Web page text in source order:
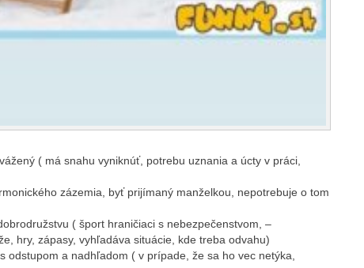
( má snahu vyniknúť, potrebu uznania a úcty v práci,
zázemia, byť prijímaný manželkou, nepotrebuje o tom
( šport hraničiaci s nebezpečenstvom, –
hry, zápasy, vyhľadáva situácie, kde treba odvahu)
odstupom a nadhľadom ( v prípade, že sa ho vec netýka,